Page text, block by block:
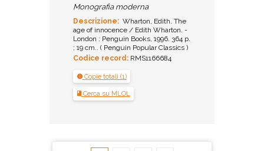
Monografia moderna
Descrizione: Wharton, Edith. The
age of innocence / Edith Wharton. -
London : Penguin Books, 1996. 364 p.
; 19 cm.. ( Penguin Popular Classics )
Codice record: RMS1166684
Copie totali (1)
Cerca su MLOL